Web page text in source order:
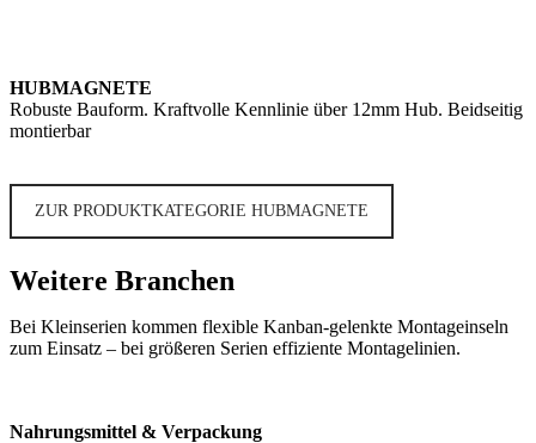
HUBMAGNETE
Robuste Bauform. Kraftvolle Kennlinie über 12mm Hub. Beidseitig
montierbar
ZUR PRODUKTKATEGORIE HUBMAGNETE
Weitere Branchen
Bei Kleinserien kommen flexible Kanban-gelenkte Montageinseln
zum Einsatz – bei größeren Serien effiziente Montagelinien.
Nahrungsmittel & Verpackung